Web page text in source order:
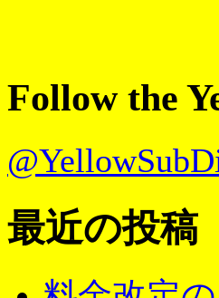
Follow the
最近の投稿